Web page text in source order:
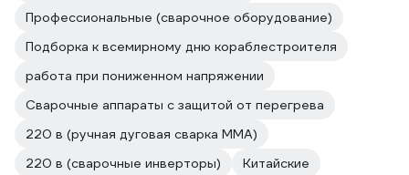
Профессиональные (сварочное оборудование)
Подборка к всемирному дню кораблестроителя
работа при пониженном напряжении
Сварочные аппараты с защитой от перегрева
220 в (ручная дуговая сварка MMA)
220 в (сварочные инверторы)
Китайские